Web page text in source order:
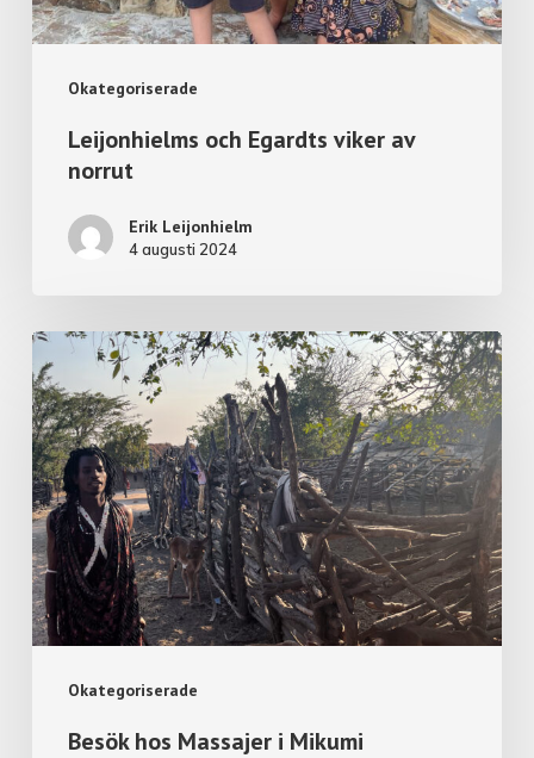
Okategoriserade
Leijonhielms och Egardts viker av
norrut
Erik Leijonhielm
4 augusti 2024
Okategoriserade
Besök hos Massajer i Mikumi